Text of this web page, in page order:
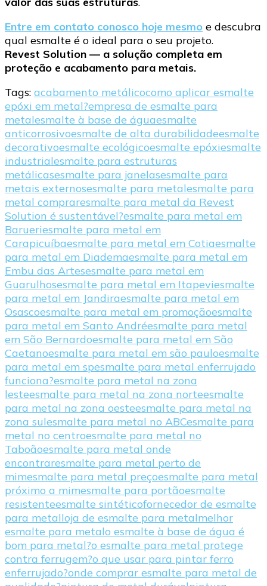
Entre em contato conosco hoje mesmo e descubra
qual esmalte é o ideal para o seu projeto.
Revest Solution — a solução completa em
proteção e acabamento para metais.
Tags: acabamento metálicocomo aplicar esmalte
epóxi em metal?empresa de esmalte para
metalesmalte à base de águaesmalte
anticorrosivoesmalte de alta durabilidadeesmalte
decorativoesmalte ecológicoesmalte epóxiesmalte
industrialesmalte para estruturas
metálicasesmalte para janelasesmalte para
metais externosesmalte para metalesmalte para
metal compraresmalte para metal da Revest
Solution é sustentável?esmalte para metal em
Barueriesmalte para metal em
Carapicuíbaesmalte para metal em Cotiaesmalte
para metal em Diademaesmalte para metal em
Embu das Artesesmalte para metal em
Guarulhosesmalte para metal em Itapeviesmalte
para metal em Jandiraesmalte para metal em
Osascoesmalte para metal em promoçãoesmalte
para metal em Santo Andréesmalte para metal
em São Bernardoesmalte para metal em São
Caetanoesmalte para metal em são pauloesmalte
para metal em spesmalte para metal enferrujado
funciona?esmalte para metal na zona
lesteesmalte para metal na zona norteesmalte
para metal na zona oesteesmalte para metal na
zona sulesmalte para metal no ABCesmalte para
metal no centroesmalte para metal no
Taboãoesmalte para metal onde
encontraresmalte para metal perto de
mimesmalte para metal preçoesmalte para metal
próximo a mimesmalte para portãoesmalte
resistenteesmalte sintéticofornecedor de esmalte
para metalloja de esmalte para metalmelhor
esmalte para metalo esmalte à base de água é
bom para metal?o esmalte para metal protege
contra ferrugem?o que usar para pintar ferro
enferrujado?onde comprar esmalte para metal de